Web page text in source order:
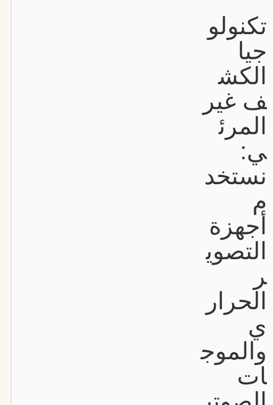
تكنولو
جيا
الكش
ف غير
المرئ
ي:
نستخد
م
أجهزة
التصوي
ر
الحرار
ي
والموج
ات